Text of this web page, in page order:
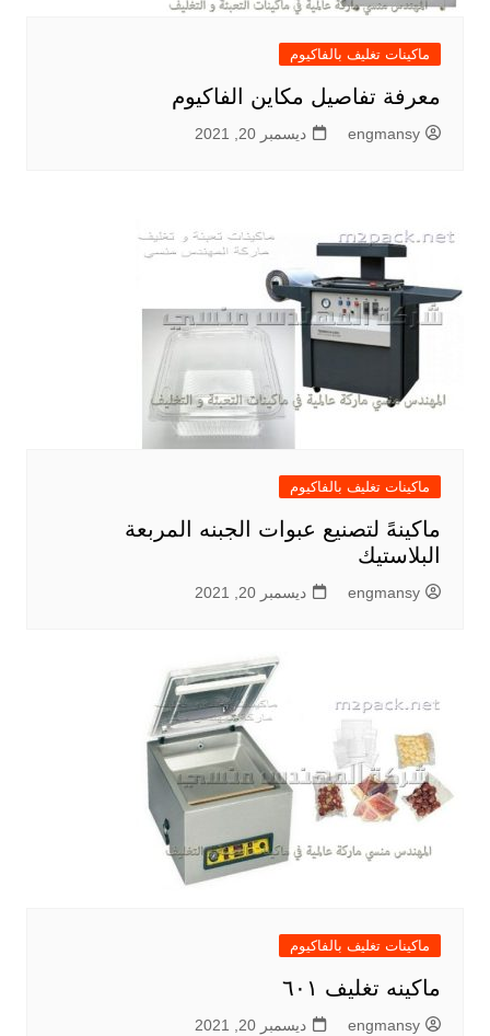
ماكينات تغليف بالفاكيوم
معرفة تفاصيل مكاين الفاكيوم
engmansy ديسمبر 20, 2021
ماكينات تغليف بالفاكيوم
ماكينهً لتصنيع عبوات الجبنه المربعة
البلاستيك
engmansy ديسمبر 20, 2021
ماكينات تغليف بالفاكيوم
ماكينه تغليف ٦٠١
engmansy ديسمبر 20, 2021